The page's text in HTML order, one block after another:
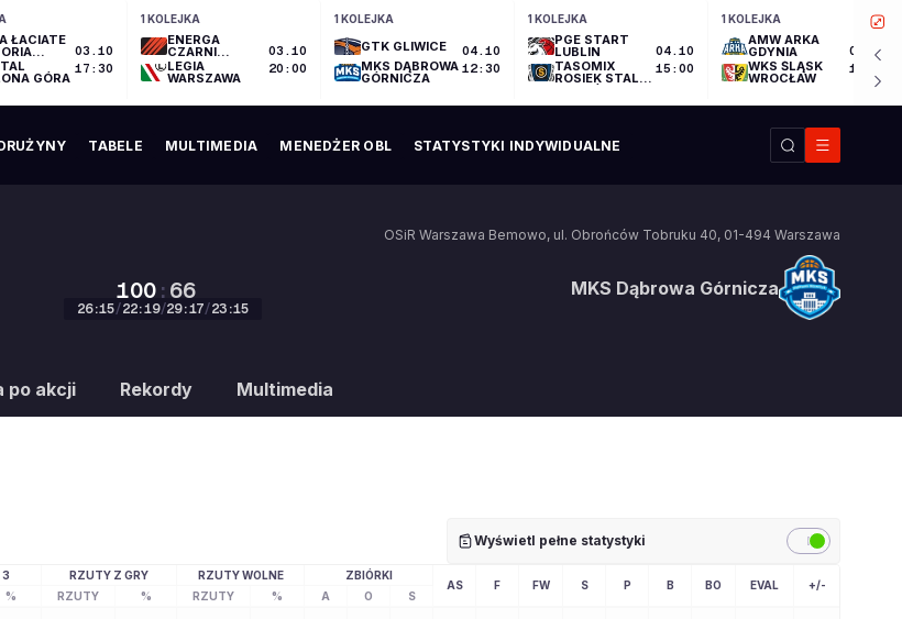
ŁACIATE
GÓRA
03.10
17:30
1 KOLEJKA
ENERGA
CZARNI
SŁUPSK
LEGIA
WARSZAWA
03.10
20:00
1 KOLEJKA
GTK GLIWICE
MKS DĄBROWA
GÓRNICZA
04.10
12:30
1 KOLEJKA
PGE START
LUBLIN
TASOMIX
ROSIEK STAL
WIELKOPOLSKI
04.10
15:00
1 KOLEJKA
AMW ARKA
GDYNIA
WKS ŚLĄSK
WROCŁAW
04.10
17:30
TABELE MULTIMEDIA MENEDŻER OBL STATYSTYKI INDYWIDUALNE
OSiR Warszawa Bemowo, ul. Obrońców Tobruku 40, 01-494 Warszawa
100 : 66 MKS Dąbrowa Górnicza
26:15/22:19/29:17/23:15
po akcji Rekordy Multimedia
Wyświetl pełne statystyki
3 RZUTY Z GRY RZUTY WOLNE ZBIÓRKI
AS F FW S P B BO EVAL
+/-
% RZUTY % RZUTY % A O S